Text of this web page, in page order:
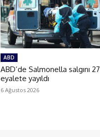
ABD
ABD’de Salmonella salgını 27
eyalete yayıldı
6 Ağustos 2026